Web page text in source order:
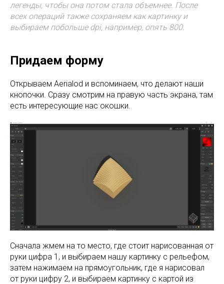
легенды, чтобы она потом стала объемнее. После
всех операций также сохраняем как картинку и
выбираем побольше dpi, например, опять 800.
Придаем форму
Открываем Aerialod и вспоминаем, что делают наши
кнопочки. Сразу смотрим на правую часть экрана, там
есть интересующие нас окошки.
Сначала жмем на то место, где стоит нарисованная от
руки цифра 1, и выбираем нашу картинку с рельефом,
затем нажимаем на прямоугольник, где я нарисовал
от руки цифру 2, и выбираем картинку с картой из